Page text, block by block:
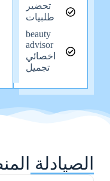
تحضير
طلبيات
beauty
advisor
اخصائي
تجميل
الصيادلة